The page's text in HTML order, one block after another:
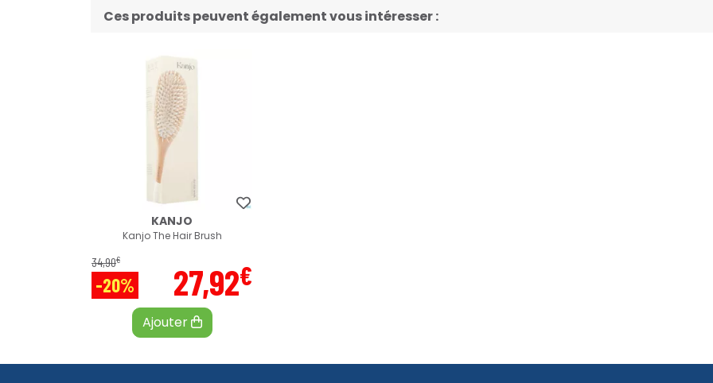
Ces produits peuvent également vous intéresser :
KANJO
Kanjo The Hair Brush
34,90€
-20% 27,92€
Ajouter